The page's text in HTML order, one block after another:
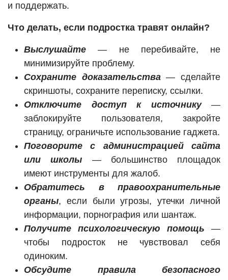
и поддержать.
Что делать, если подростка травят онлайн?
Выслушайте — не перебивайте, не
минимизируйте проблему.
Сохраните доказательства— сделайте
скриншоты, сохраните переписку, ссылки.
Отключите доступ к источнику—
заблокируйте пользователя, закройте
страницу, ограничьте использование гаджета.
Поговорите с администрацией сайта
или школы — большинство площадок
имеют инструменты для жалоб.
Обратитесь в правоохранительные
органы, если были угрозы, утечки личной
информации, порнография или шантаж.
Получите психологическую помощь —
чтобы подросток не чувствовал себя
одиноким.
Обсудите правила безопасного